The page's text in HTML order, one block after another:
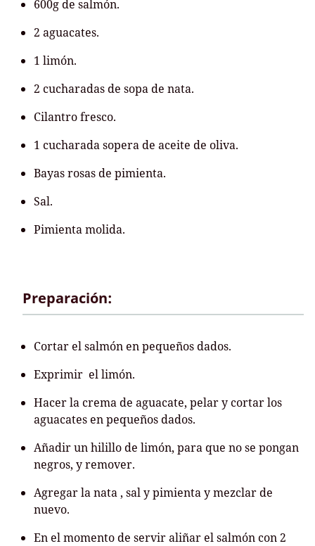
600g de salmón.
2 aguacates.
1 limón.
2 cucharadas de sopa de nata.
Cilantro fresco.
1 cucharada sopera de aceite de oliva.
Bayas rosas de pimienta.
Sal.
Pimienta molida.
Preparación:
Cortar el salmón en pequeños dados.
Exprimir el limón.
Hacer la crema de aguacate, pelar y cortar los
aguacates en pequeños dados.
Añadir un hilillo de limón, para que no se pongan
negros, y remover.
Agregar la nata , sal y pimienta y mezclar de
nuevo.
En el momento de servir aliñar el salmón con 2